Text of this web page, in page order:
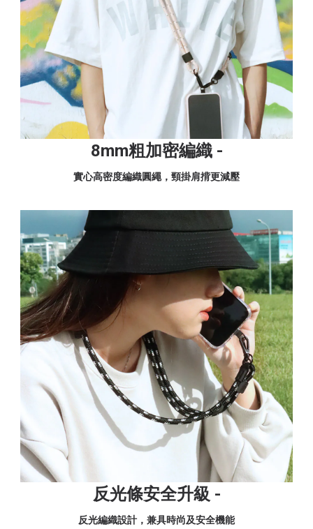
8mm粗加密編織 -
實心高密度編織圓繩，頸掛肩揹更減壓
反光條安全升級 -
反光編織設計，兼具時尚及安全機能